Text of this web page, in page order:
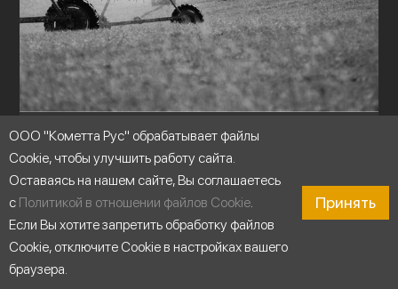
Оросительные системы
ООО "Кометта Рус" обрабатывает файлы
Cookie, чтобы улучшить работу сайта.
Оставаясь на нашем сайте, Вы соглашаетесь
с Политикой в отношении файлов Cookie.
Если Вы хотите запретить обработку файлов
Cookie, отключите Cookie в настройках вашего
браузера.
Принять